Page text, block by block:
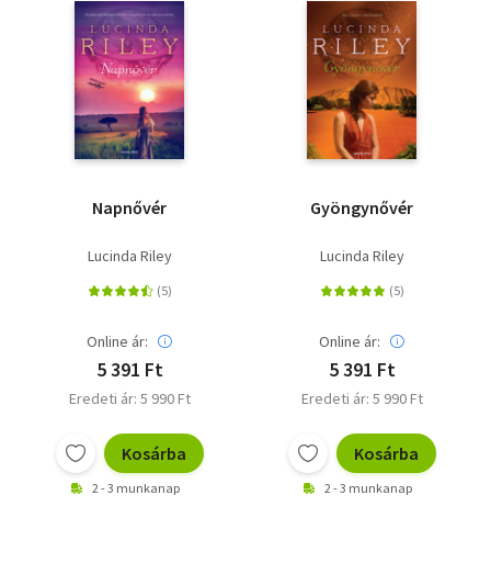
Napnővér
Lucinda Riley
Online ár:
5 391 Ft
Eredeti ár: 5 990 Ft
Kosárba
2 - 3 munkanap
Gyöngynővér
Lucinda Riley
Online ár:
5 391 Ft
Eredeti ár: 5 990 Ft
Kosárba
2 - 3 munkanap